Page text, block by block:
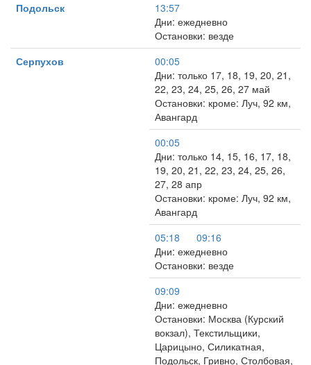
Подольск
13:57
Дни: ежедневно
Остановки: везде
Серпухов
00:05
Дни: только 17, 18, 19, 20, 21,
22, 23, 24, 25, 26, 27 май
Остановки: кроме: Луч, 92 км,
Авангард
00:05
Дни: только 14, 15, 16, 17, 18,
19, 20, 21, 22, 23, 24, 25, 26,
27, 28 апр
Остановки: кроме: Луч, 92 км,
Авангард
05:18
09:16
Дни: ежедневно
Остановки: везде
09:09
Дни: ежедневно
Остановки: Москва (Курский
вокзал), Текстильщики,
Царицыно, Силикатная,
Подольск, Гривно, Столбовая,